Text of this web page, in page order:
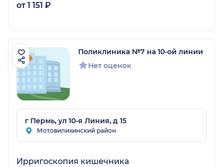
от 1 151 ₽
Поликлиника №7 на 10-ой линии
Нет оценок
г Пермь, ул 10-я Линия, д 15
Мотовилихинский район
Ирригоскопия кишечника